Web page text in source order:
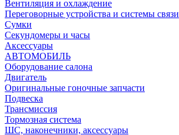
Вентиляция и охлаждение
Переговорные устройства и системы связи
Сумки
Секундомеры и часы
Аксессуары
АВТОМОБИЛЬ
Оборудование салона
Двигатель
Оригинальные гоночные запчасти
Подвеска
Трансмиссия
Тормозная система
ШС, наконечники, аксессуары